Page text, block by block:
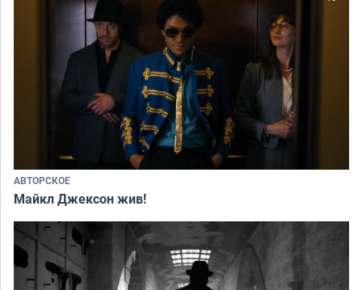
АВТОРСКОЕ
Майкл Джексон жив!